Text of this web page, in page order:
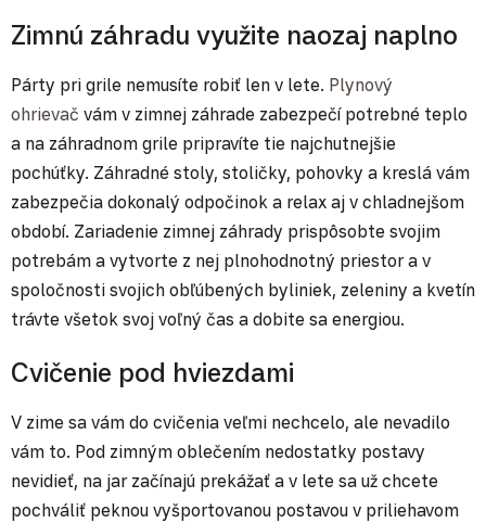
Zimnú záhradu využite naozaj naplno
Párty pri grile nemusíte robiť len v lete. Plynový
ohrievač vám v zimnej záhrade zabezpečí potrebné teplo
a na záhradnom grile pripravíte tie najchutnejšie
pochúťky. Záhradné stoly, stoličky, pohovky a kreslá vám
zabezpečia dokonalý odpočinok a relax aj v chladnejšom
období. Zariadenie zimnej záhrady prispôsobte svojim
potrebám a vytvorte z nej plnohodnotný priestor a v
spoločnosti svojich obľúbených byliniek, zeleniny a kvetín
trávte všetok svoj voľný čas a dobite sa energiou.
Cvičenie pod hviezdami
V zime sa vám do cvičenia veľmi nechcelo, ale nevadilo
vám to. Pod zimným oblečením nedostatky postavy
nevidieť, na jar začínajú prekážať a v lete sa už chcete
pochváliť peknou vyšportovanou postavou v priliehavom